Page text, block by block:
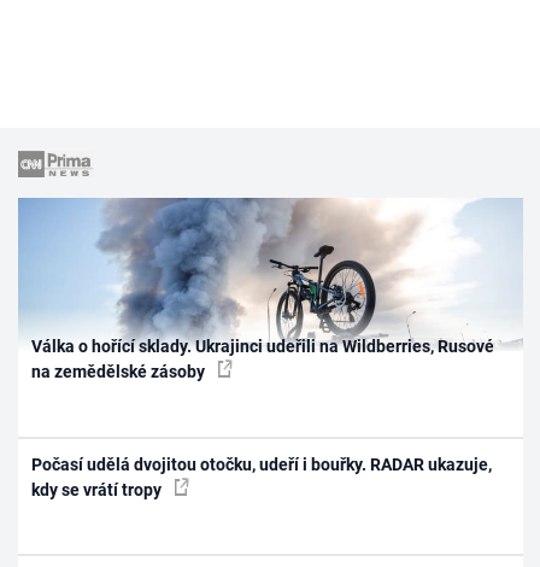
Válka o hořící sklady. Ukrajinci udeřili na Wildberries, Rusové
na zemědělské zásoby
Počasí udělá dvojitou otočku, udeří i bouřky. RADAR ukazuje,
kdy se vrátí tropy